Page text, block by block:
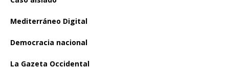
Mediterráneo Digital
Democracia nacional
La Gazeta Occidental